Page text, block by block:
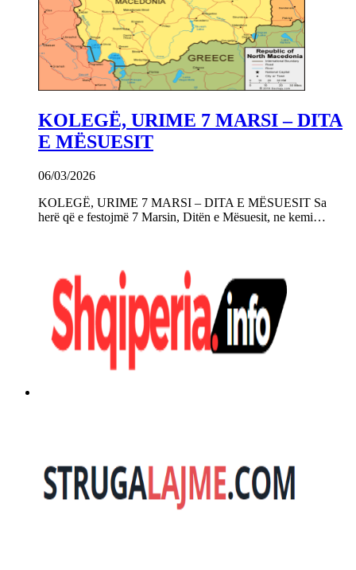
KOLEGË, URIME 7 MARSI – DITA
E MËSUESIT
06/03/2026
KOLEGË, URIME 7 MARSI – DITA E MËSUESIT Sa
herë që e festojmë 7 Marsin, Ditën e Mësuesit, ne kemi…